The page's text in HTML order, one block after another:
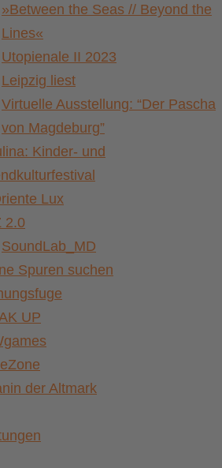
»Between the Seas // Beyond the
Lines«
Utopienale II 2023
Leipzig liest
Virtuelle Ausstellung: “Der Pascha
von Magdeburg”
Kinder- und
Lux
2.0
SoundLab_MD
Spuren suchen
UP
der Altmark